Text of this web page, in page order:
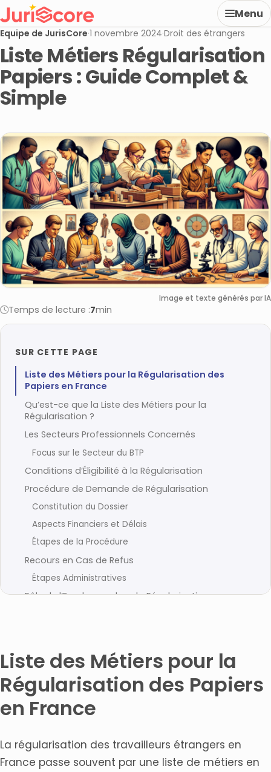
Menu
Equipe de JurisCore·1 novembre 2024·Droit des étrangers
Liste Métiers Régularisation
Papiers : Guide Complet &
Simple
Image et texte générés par IA
Temps de lecture :7min
SUR CETTE PAGE
Liste des Métiers pour la Régularisation des
Papiers en France
Qu’est-ce que la Liste des Métiers pour la
Régularisation ?
Les Secteurs Professionnels Concernés
Focus sur le Secteur du BTP
Conditions d’Éligibilité à la Régularisation
Procédure de Demande de Régularisation
Constitution du Dossier
Aspects Financiers et Délais
Étapes de la Procédure
Recours en Cas de Refus
Étapes Administratives
Rôle de l’Employeur dans la Régularisation
Conseils Pratiques pour la Régularisation
Perspectives et Évolutions
Droits et Obligations Après Régularisation
Foire Aux Questions
Comment identifier les métiers en tension qui
permettent d’obtenir un titre de séjour en France ?
Liste des Métiers pour la
Régularisation des Papiers
en France
La régularisation des travailleurs étrangers en
France passe souvent par une liste de métiers en